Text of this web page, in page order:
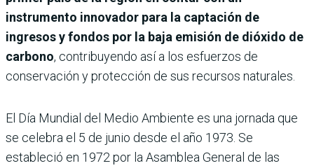
instrumento innovador para la captación de
ingresos y fondos por la baja emisión de dióxido de
carbono, contribuyendo así a los esfuerzos de
conservación y protección de sus recursos naturales.
El Día Mundial del Medio Ambiente es una jornada que
se celebra el 5 de junio desde el año 1973. Se
estableció en 1972 por la Asamblea General de las